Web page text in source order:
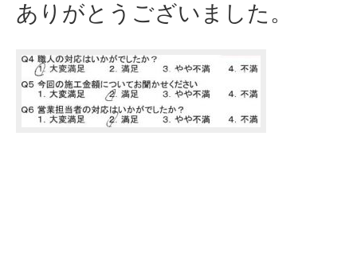
ありがとうございました。